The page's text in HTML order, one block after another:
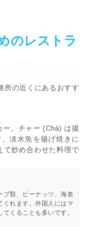
のレストラ
所の近くにあるおすす
ー。チャー (Chả) は揚
淡水魚を揚げ焼きに
て炒め合わせた料理で
ブ類、ピーナッツ、海老
くれます。外国人にはマ
くることも多いです。